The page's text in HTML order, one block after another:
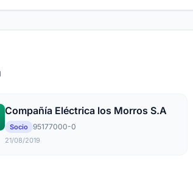
Compañía Eléctrica los Morros S.A
Socio 95177000-0
21/08/2019